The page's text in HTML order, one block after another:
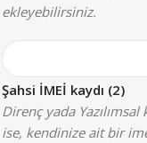
ekleyebilirsiniz.
Şahsi İMEİ kaydı (2)
Direnç yada
ise, kendinize ait bir